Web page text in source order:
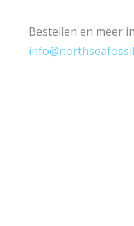
Bestellen en meer